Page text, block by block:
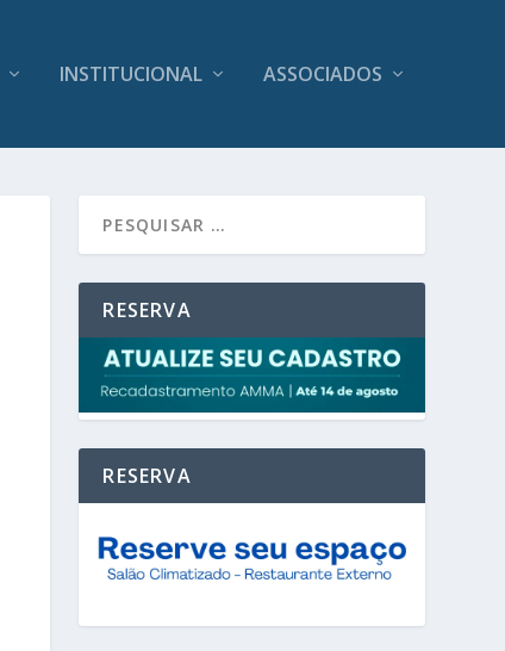
INSTITUCIONAL ASSOCIADOS
RESERVA
RESERVA